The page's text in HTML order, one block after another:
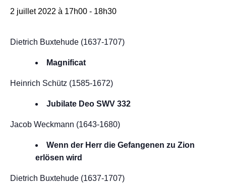
2 juillet 2022 à 17h00 - 18h30
Dietrich Buxtehude (1637-1707)
Magnificat
Heinrich Schütz (1585-1672)
Jubilate Deo SWV 332
Jacob Weckmann (1643-1680)
Wenn der Herr die Gefangenen zu Zion
erlösen wird
Dietrich Buxtehude (1637-1707)